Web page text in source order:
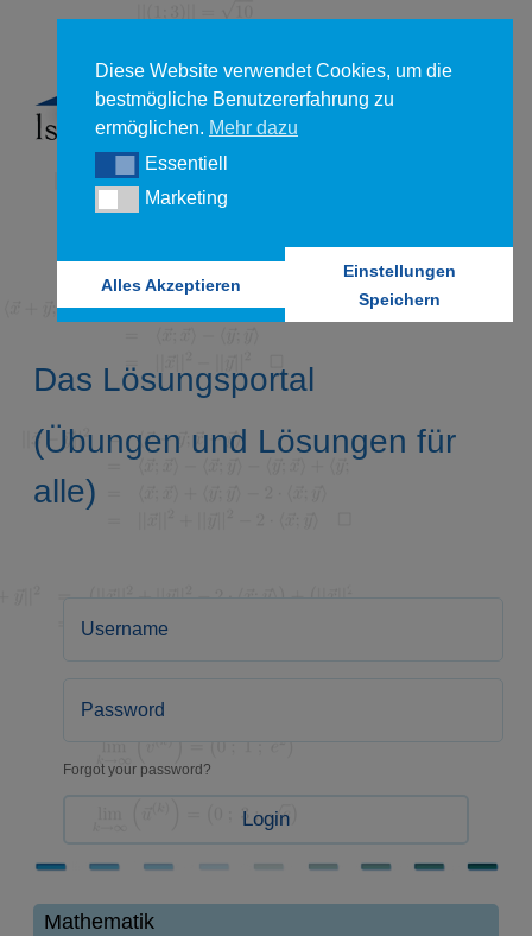
Das Lösungsportal
(Übungen und Lösungen für
alle)
Forgot your password?
Login
Mathematik
Diese Website verwendet Cookies, um die
bestmögliche Benutzererfahrung zu
ermöglichen. Mehr dazu
EssentiellEssentiell
MarketingMarketing
Alles Akzeptieren
Einstellungen
Speichern